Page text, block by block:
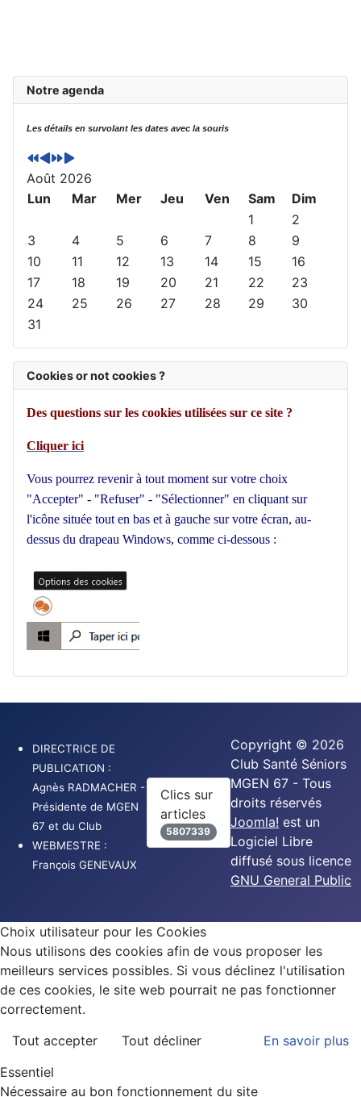
Notre agenda
Les détails en survolant les dates avec la souris
A
n
é
e
p
r
c
é
e
n
t
e
M
o
s
p
r
é
t
A
n
é
e
s
M
o
s
s
u
Août 2026
Lun
Mar Mer Jeu Ven Sam
Dim
1
2
3
4 5 6 7 8
9
10
11 12 13 14 15
16
17
18 19 20 21 22
23
24
25 26 27 28 29
30
31
Cookies or not cookies ?
Des questions sur les cookies utilisées sur ce site ?
Cliquer ici
Vous pourrez revenir à tout moment sur votre choix
"Accepter" - "Refuser" - "Sélectionner" en cliquant sur
l'icône située tout en bas et à gauche sur votre écran, au-
dessus du drapeau Windows, comme ci-dessous :
DIRECTRICE DE
PUBLICATION :
Agnès RADMACHER -
Présidente de MGEN
67 et du Club
WEBMESTRE :
François GENEVAUX
Clics sur
articles
5807339
Copyright © 2026
Club Santé Séniors
MGEN 67 - Tous
droits réservés
Joomla! est un
Logiciel Libre
diffusé sous licence
GNU General Public
Choix utilisateur pour les Cookies
Nous utilisons des cookies afin de vous proposer les
meilleurs services possibles. Si vous déclinez l'utilisation
de ces cookies, le site web pourrait ne pas fonctionner
correctement.
Tout accepter
Tout décliner
En savoir plus
Essentiel
Nécessaire au bon fonctionnement du site